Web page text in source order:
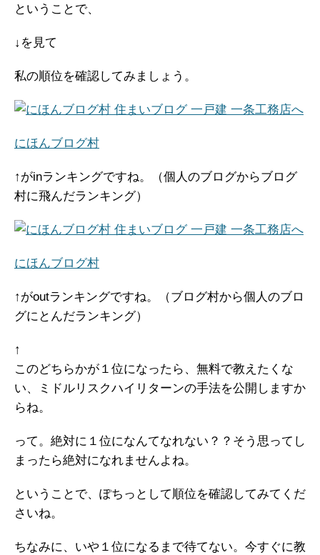
ということで、
↓を見て
私の順位を確認してみましょう。
にほんブログ村
↑がinランキングですね。（個人のブログからブログ
村に飛んだランキング）
にほんブログ村
↑がoutランキングですね。（ブログ村から個人のブロ
グにとんだランキング）
↑
このどちらかが１位になったら、無料で教えたくな
い、ミドルリスクハイリターンの手法を公開しますか
らね。
って。絶対に１位になんてなれない？？そう思ってし
まったら絶対になれませんよね。
ということで、ぽちっとして順位を確認してみてくだ
さいね。
ちなみに、いや１位になるまで待てない。今すぐに教